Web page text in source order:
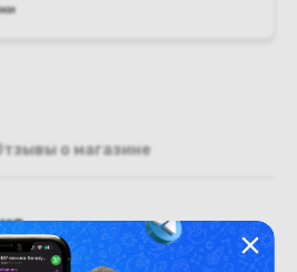
о магазине
Dyson